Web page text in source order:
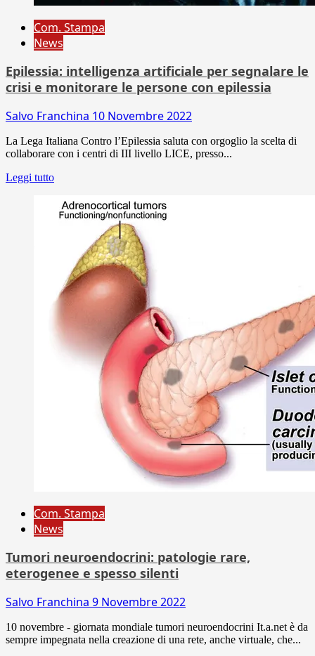
Com. Stampa
News
Epilessia: intelligenza artificiale per segnalare le
crisi e monitorare le persone con epilessia
Salvo Franchina 10 Novembre 2022
La Lega Italiana Contro l’Epilessia saluta con orgoglio la scelta di
collaborare con i centri di III livello LICE, presso...
Leggi tutto
Com. Stampa
News
Tumori neuroendocrini: patologie rare,
eterogenee e spesso silenti
Salvo Franchina 9 Novembre 2022
10 novembre - giornata mondiale tumori neuroendocrini It.a.net è da
sempre impegnata nella creazione di una rete, anche virtuale, che...